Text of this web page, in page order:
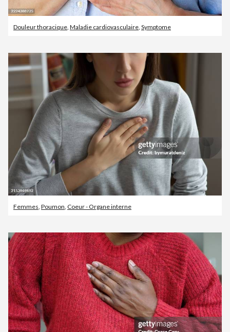
Douleur thoracique, Maladie cardiovasculaire, Symptome
Femmes Poumon Coeur - Organe interne